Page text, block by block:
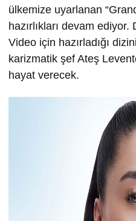
ülkemize uyarlanan
hazırlıkları devam ediyor.
Video için hazırladığı
karizmatik şef Ateş
hayat verecek.